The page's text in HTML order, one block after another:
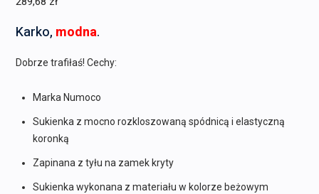
Karko, modna.
Dobrze trafiłaś! Cechy:
Marka Numoco
Sukienka z mocno rozkloszowaną spódnicą i elastyczną
koronką
Zapinana z tyłu na zamek kryty
Sukienka wykonana z materiału w kolorze beżowym